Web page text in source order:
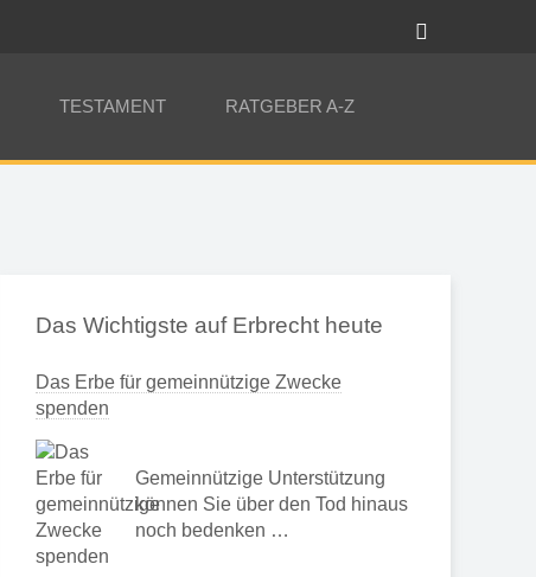
TESTAMENT RATGEBER A-Z
Das Wichtigste auf Erbrecht heute
Das Erbe für gemeinnützige Zwecke
spenden
Gemeinnützige Unterstützung
können Sie über den Tod hinaus
noch bedenken …